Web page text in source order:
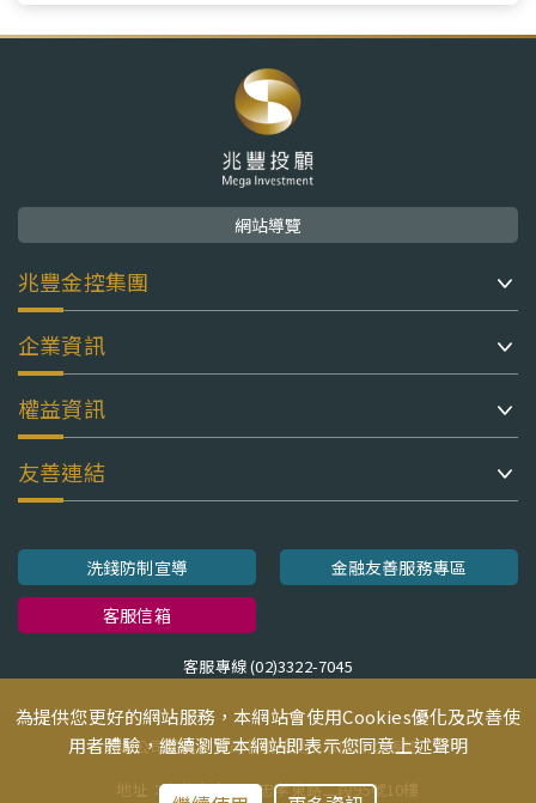
網站導覽
兆豐金控集團
企業資訊
權益資訊
友善連結
洗錢防制宣導
金融友善服務專區
客服信箱
客服專線 (02)3322-7045
本公司並無以公司名義接受民眾匯款之帳號
地址：台北市中正區忠孝東路二段95號10樓
為提供您更好的網站服務，本網站會使用Cookies優化及改善使
用者體驗，繼續瀏覽本網站即表示您同意上述聲明